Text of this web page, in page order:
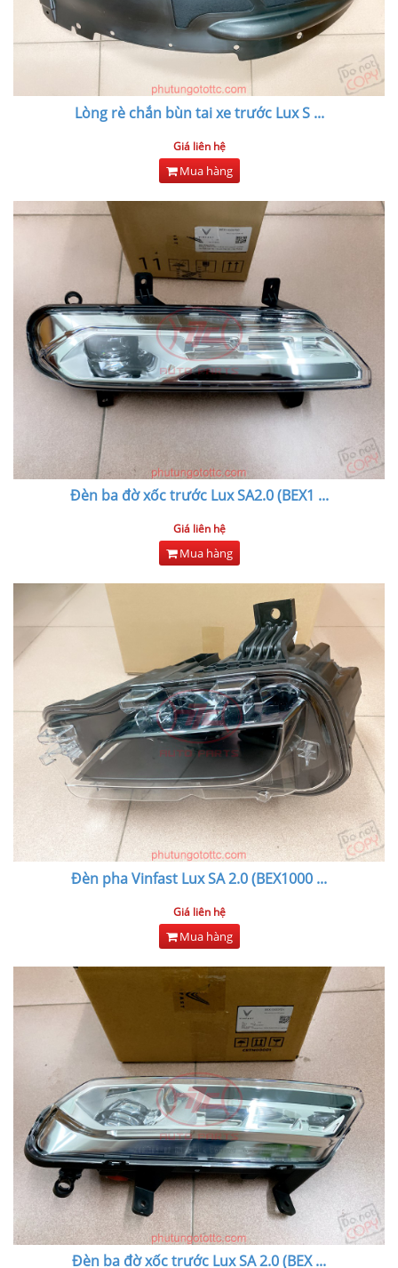
Lòng rè chắn bùn tai xe trước Lux S...
Giá liên hệ
Mua hàng
Đèn ba đờ xốc trước Lux SA2.0 (BEX1 ...
Giá liên hệ
Mua hàng
Đèn pha Vinfast Lux SA 2.0 (BEX1000 ...
Giá liên hệ
Mua hàng
Đèn ba đờ xốc trước Lux SA 2.0 (BEX...